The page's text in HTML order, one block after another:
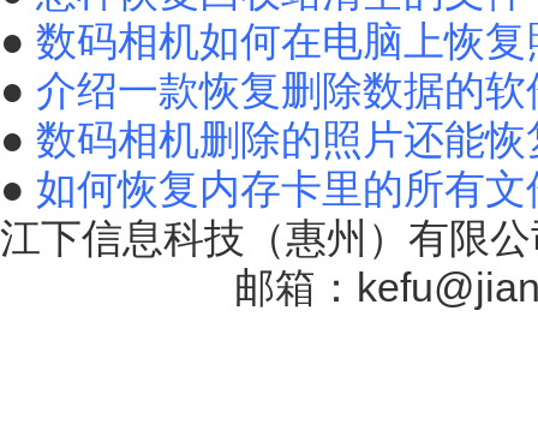
● 数码相机如何在电脑上恢复
● 介绍一款恢复删除数据的软
● 数码相机删除的照片还能恢
● 如何恢复内存卡里的所有文
江下信息科技（惠州）有限
邮箱：